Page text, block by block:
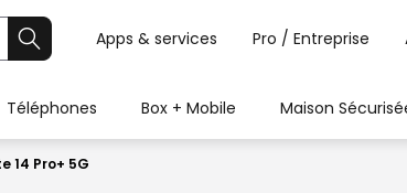
Apps & services Pro / Entreprise
Téléphones Box + Mobile Maison
14 Pro+ 5G